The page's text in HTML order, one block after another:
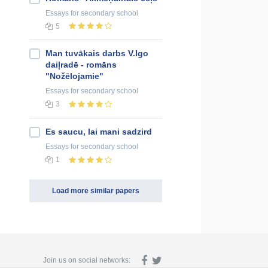
Essays for secondary school
5
Man tuvākais darbs V.Igo
daiļradē - romāns
"Nožēlojamie"
Essays for secondary school
3
Es saucu, lai mani sadzird
Essays for secondary school
1
Load more similar papers
Join us on social networks: